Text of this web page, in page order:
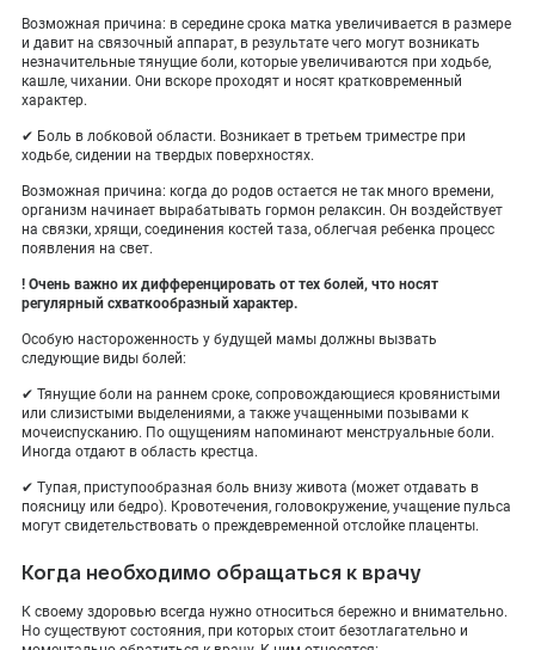
Возможная причина: в середине срока матка увеличивается в размере
и давит на связочный аппарат, в результате чего могут возникать
незначительные тянущие боли, которые увеличиваются при ходьбе,
кашле, чихании. Они вскоре проходят и носят кратковременный
характер.
✔ Боль в лобковой области. Возникает в третьем триместре при
ходьбе, сидении на твердых поверхностях.
Возможная причина: когда до родов остается не так много времени,
организм начинает вырабатывать гормон релаксин. Он воздействует
на связки, хрящи, соединения костей таза, облегчая ребенка процесс
появления на свет.
! Очень важно их дифференцировать от тех болей, что носят
регулярный схваткообразный характер.
Особую настороженность у будущей мамы должны вызвать
следующие виды болей:
✔ Тянущие боли на раннем сроке, сопровождающиеся кровянистыми
или слизистыми выделениями, а также учащенными позывами к
мочеиспусканию. По ощущениям напоминают менструальные боли.
Иногда отдают в область крестца.
✔ Тупая, приступообразная боль внизу живота (может отдавать в
поясницу или бедро). Кровотечения, головокружение, учащение пульса
могут свидетельствовать о преждевременной отслойке плаценты.
Когда необходимо обращаться к врачу
К своему здоровью всегда нужно относиться бережно и внимательно.
Но существуют состояния, при которых стоит безотлагательно и